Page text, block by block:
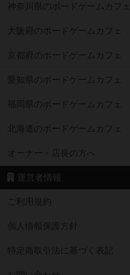
神奈川県のボードゲームカフェ
大阪府のボードゲームカフェ
京都府のボードゲームカフェ
愛知県のボードゲームカフェ
福岡県のボードゲームカフェ
北海道のボードゲームカフェ
オーナー・店長の方へ
運営者情報
ご利用規約
個人情報保護方針
特定商取引法に基づく表記